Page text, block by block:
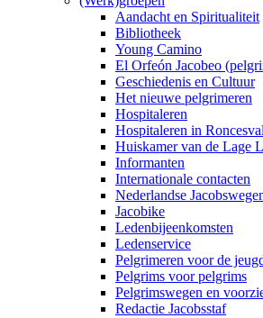
Aandacht en Spiritualiteit
Bibliotheek
Young Camino
El Orfeón Jacobeo
Geschiedenis en Cultuur
Het nieuwe pelgrimeren
Hospitaleren
Hospitaleren in
Huiskamer van de Lage
Informanten
Internationale contacten
Nederlandse
Jacobike
Ledenbijeenkomsten
Ledenservice
Pelgrimeren voor de
Pelgrims voor pelgrims
Pelgrimswegen en
Redactie Jacobsstaf